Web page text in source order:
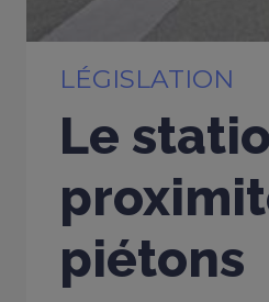
LÉGISLATION
Le
piétons